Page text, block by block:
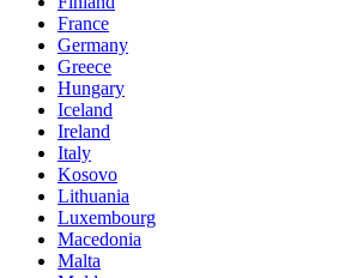
France
Germany
Greece
Hungary
Iceland
Ireland
Italy
Kosovo
Lithuania
Luxembourg
Macedonia
Malta